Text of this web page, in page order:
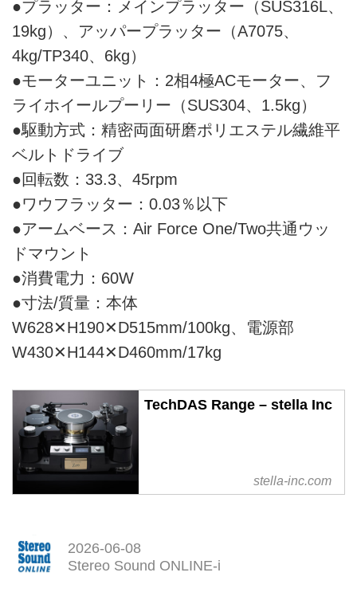
●プラッター：メインプラッター（SUS316L、
19kg）、アッパープラッター（A7075、
4kg/TP340、6kg）
●モーターユニット：2相4極ACモーター、フ
ライホイールプーリー（SUS304、1.5kg）
●駆動方式：精密両面研磨ポリエステル繊維平
ベルトドライブ
●回転数：33.3、45rpm
●ワウフラッター：0.03％以下
●アームベース：Air Force One/Two共通ウッ
ドマウント
●消費電力：60W
●寸法/質量：本体
W628✕H190✕D515mm/100kg、電源部
W430✕H144✕D460mm/17kg
TechDAS Range – stella Inc
stella-inc.com
2026-06-08
Stereo Sound ONLINE-i